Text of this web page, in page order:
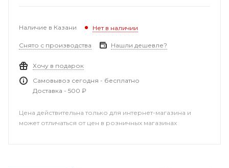
Наличие в Казани Нет в наличии
Снято с производства Нашли дешевле?
Хочу в подарок
Самовывоз сегодня - бесплатно
Доставка - 500 ₽
Цена действительна только для интернет-магазина и
может отличаться от цен в розничных магазинах